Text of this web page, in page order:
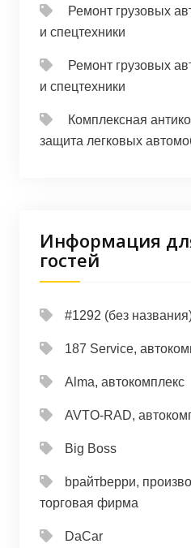
Ремонт грузовых
и спецтехники
Ремонт грузовых
и спецтехники
Комплексная
защита легковых
Информация
гостей
#1292 (без
187 Service,
Alma, автокомплекс
AVTO-RAD,
Big Boss
bрайтbерри,
торговая фирма
DaCar